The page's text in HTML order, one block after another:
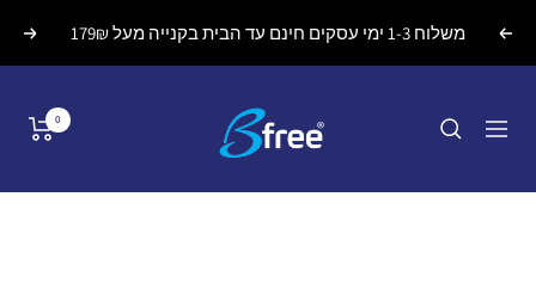
לתוכןהקודםמשלוח 1-3 ימי עסקים חינם עד הבית בקנייה מעל 179₪ הבא
ניווט
Bfreebaby
0